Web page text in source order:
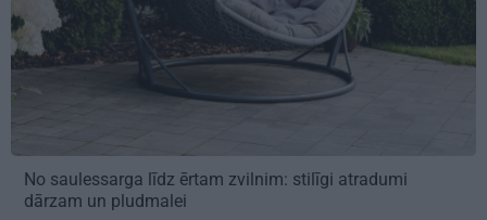
No saulessarga līdz ērtam zvilnim: stilīgi atradumi
dārzam un pludmalei